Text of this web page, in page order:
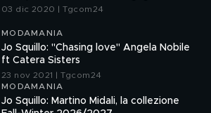
03 dic 2020 | Tgcom24
MODAMANIA
Jo Squillo: "Chasing love" Angela Nobile
ft Catera Sisters
23 nov 2021 | Tgcom24
MODAMANIA
Jo Squillo: Martino Midali, la collezione